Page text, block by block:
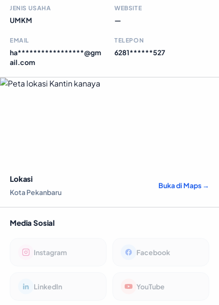
JENIS USAHA
UMKM
WEBSITE
—
EMAIL
ha*****************@gm
ail.com
TELEPON
6281******527
Lokasi
Kota Pekanbaru
Buka di Maps →
Media Sosial
Instagram Facebook
LinkedIn YouTube